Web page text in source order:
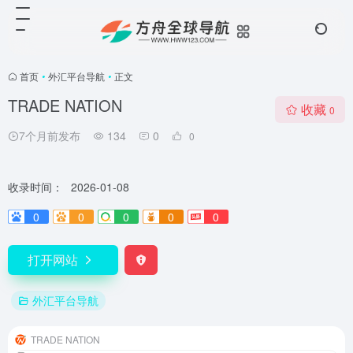
首页 • 外汇平台导航 • 正文
TRADE NATION
7个月前发布 134 0 0
收藏 0
收录时间：
2026-01-08
0
0 0 0 0
打开网站
外汇平台导航
TRADE NATION